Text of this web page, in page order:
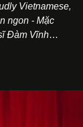
Vietnamese,
ngon - Mặc
Đàm Vĩnh
niệm, thu